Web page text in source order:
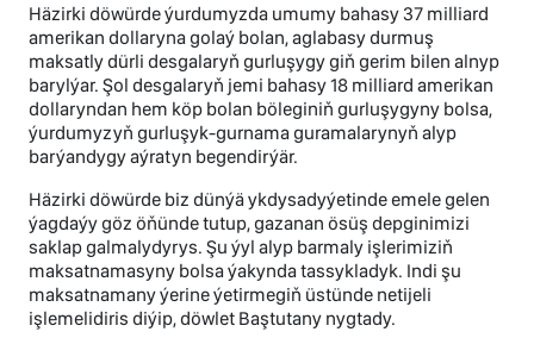
Häzirki döwürde ýurdumyzda umumy bahasy 37 milliard
amerikan dollaryna golaý bolan, aglabasy durmuş
maksatly dürli desgalaryň gurluşygy giň gerim bilen alnyp
barylýar. Şol desgalaryň jemi bahasy 18 milliard amerikan
dollaryndan hem köp bolan böleginiň gurluşygyny bolsa,
ýurdumyzyň gurluşyk-gurnama guramalarynyň alyp
barýandygy aýratyn begendirýär.
Häzirki döwürde biz dünýä ykdysadyýetinde emele gelen
ýagdaýy göz öňünde tutup, gazanan ösüş depginimizi
saklap galmalydyrys. Şu ýyl alyp barmaly işlerimiziň
maksatnamasyny bolsa ýakynda tassykladyk. Indi şu
maksatnamany ýerine ýetirmegiň üstünde netijeli
işlemelidiris diýip, döwlet Baştutany nygtady.